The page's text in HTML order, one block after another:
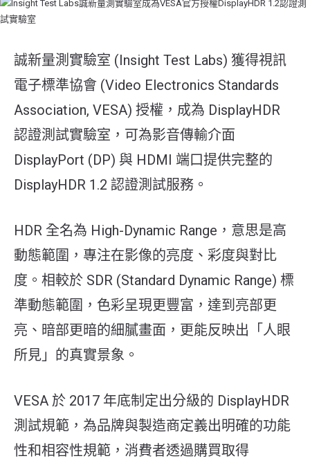
誠新量測實驗室 (Insight Test Labs) 獲得視訊
電子標準協會 (Video Electronics Standards
Association, VESA) 授權，成為 DisplayHDR
認證測試實驗室，可為影音傳輸介面
DisplayPort (DP) 與 HDMI 端口提供完整的
DisplayHDR 1.2 認證測試服務。
HDR 全名為 High-Dynamic Range，意思是高
動態範圍，專注在影像的亮度、彩度與對比
度。相較於 SDR (Standard Dynamic Range) 標
準動態範圍，色彩呈現更豐富，達到亮部更
亮、暗部更暗的細膩畫面，更能反映出「人眼
所見」的真實景象。
VESA 於 2017 年底制定出分級的 DisplayHDR
測試規範，為品牌與製造商定義出明確的功能
性和相容性規範，消費者透過購買取得